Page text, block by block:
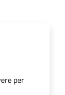
per